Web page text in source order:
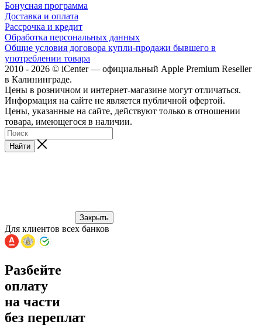
Бонусная программа
Доставка и оплата
Рассрочка и кредит
Обработка персональных данных
Общие условия договора купли-продажи бывшего в
употреблении товара
2010 - 2026 © iCenter — официальный Apple Premium Reseller
в Калининграде.
Цены в розничном и интернет-магазине могут отличаться.
Информация на сайте не является публичной офертой.
Цены, указанные на сайте, действуют только в отношении
товара, имеющегося в наличии.
Найти
Закрыть
Для клиентов всех банков
Разбейте
оплату
на части
без переплат